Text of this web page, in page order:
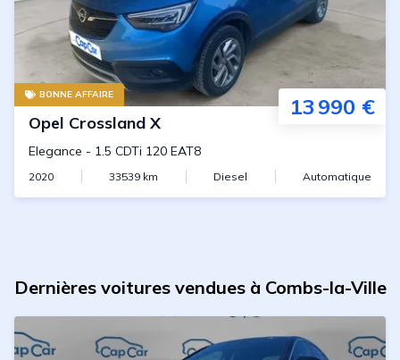
BONNE AFFAIRE 13 990 €
Opel Crossland X
Elegance - 1.5 CDTi 120 EAT8
2020 33539 km Diesel Automatique
Dernières voitures vendues à Combs-la-Ville